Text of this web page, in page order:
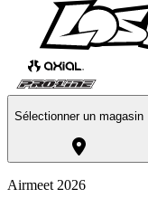
Sélectionner un magasin
Airmeet 2026